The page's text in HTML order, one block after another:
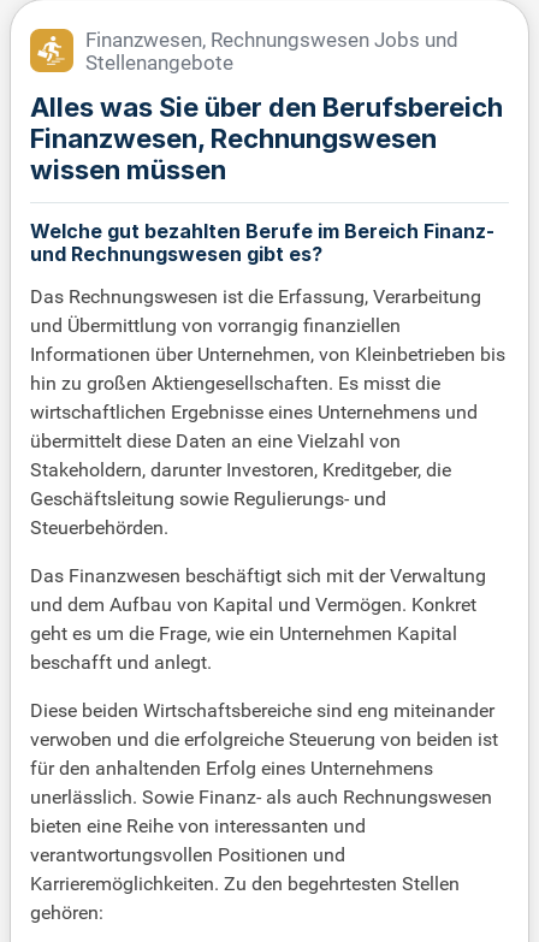
Finanzwesen, Rechnungswesen Jobs und
Stellenangebote
Alles was Sie über den Berufsbereich
Finanzwesen, Rechnungswesen
wissen müssen
Welche gut bezahlten Berufe im Bereich Finanz-
und Rechnungswesen gibt es?
Das Rechnungswesen ist die Erfassung, Verarbeitung
und Übermittlung von vorrangig finanziellen
Informationen über Unternehmen, von Kleinbetrieben bis
hin zu großen Aktiengesellschaften. Es misst die
wirtschaftlichen Ergebnisse eines Unternehmens und
übermittelt diese Daten an eine Vielzahl von
Stakeholdern, darunter Investoren, Kreditgeber, die
Geschäftsleitung sowie Regulierungs- und
Steuerbehörden.
Das Finanzwesen beschäftigt sich mit der Verwaltung
und dem Aufbau von Kapital und Vermögen. Konkret
geht es um die Frage, wie ein Unternehmen Kapital
beschafft und anlegt.
Diese beiden Wirtschaftsbereiche sind eng miteinander
verwoben und die erfolgreiche Steuerung von beiden ist
für den anhaltenden Erfolg eines Unternehmens
unerlässlich. Sowie Finanz- als auch Rechnungswesen
bieten eine Reihe von interessanten und
verantwortungsvollen Positionen und
Karrieremöglichkeiten. Zu den begehrtesten Stellen
gehören: